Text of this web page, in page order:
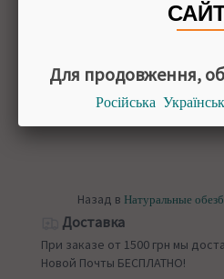
Наносить по 2-3 раза в день на
УПАКОВКА
Назад в Натуральные
Доставка
При заказе от 1500 грн мы
Новой Почты БЕСПЛАТНО!
Для продовження,
Російська